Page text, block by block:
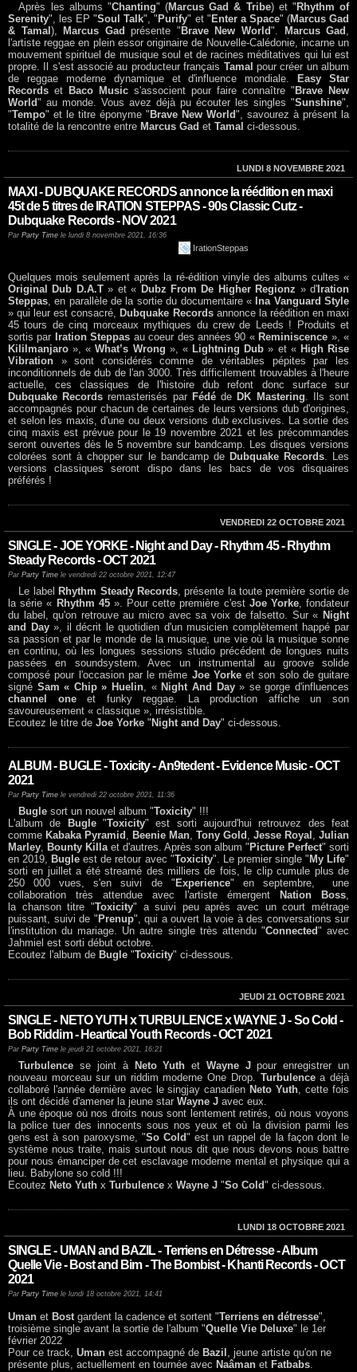
Après les albums "Chanting" (Marcus Gad & Tribe) et " Rhythm of
Serenity", les EP "Soul Talk", " Purify" et " Enter a Space" (Marcus Gad
& Tamal ), Marcus Gad présente " Brave New World". Marcus Gad ,
l'artiste reggae en plein essor originaire de Nouvelle-Calédonie, incarne un
mouvement spirituel de musique soul et de racines méditatives qui lui est
propre. Il s'est associé au producteur français Tamal pour créer un album
de reggae moderne dynamique et d'influence mondiale.
Easy Star
Records et Baco Music s'associent pour faire connaître " Brave New
World" au monde. Vous avez déjà pu écouter les singles "Sunshine",
"Tempo" et le titre éponyme " Brave New World", savourez à présent la
totalité de la rencontre entre Marcus Gad et Tamal ci-dessous.
LUNDI 8 NOVEMBRE 2021
MAXI - DUBQUAKE RECORDS annonce la réédition en maxi
45t de 5 titres de IRATION STEPPAS - 90s Classic Cutz -
Dubquake Records - NOV 2021
Par Party Time le lundi 8 novembre 2021, 16:36
IrationSteppas
Quelques mois seulement après la ré-édition vinyle des albums cultes «
Original Dub D.A.T» et « Dubz From De Higher Regionz » d' Iration
Steppas, en parallèle de la sortie du documentaire «Ina Vanguard Style
» qui leur est consacré, Dubquake Recordsannonce la réédition en maxi
45 tours de cinq morceaux mythiques du crew de Leeds ! Produits et
sortis par Iration Steppas au coeur des années 90 « Reminiscence », «
Kililmanjaro », «What’s Wrong », « Lightning Dub » et « High Rise
Vibration » sont considérés comme de véritables pépites par les
inconditionnels de dub de l'an 3000. Très difficilement trouvables à l'heure
actuelle, ces classiques de l'histoire dub refont donc surface sur
Dubquake Records remasterisés par Fédéde DK Mastering. Ils sont
accompagnés pour chacun de certaines de leurs versions dub d'origines,
et selon les maxis, d'une ou deux versions dub exclusives. La sortie des
cinq maxis est prévue pour le 19 novembre 2021 et les précommandes
seront ouvertes dès le 5 novembre sur bandcamp. Les disques versions
colorées sont à chopper sur le bandcamp de Dubquake Records. Les
versions classiques seront dispo dans les bacs de vos disquaires
préférés !
VENDREDI 22 OCTOBRE 2021
SINGLE - JOE YORKE - Night and Day - Rhythm 45 - Rhythm
Steady Records - OCT 2021
Par Party Time le vendredi 22 octobre 2021, 12:47
Le label Rhythm Steady Records, présente la toute première sortie de
la série « Rhythm 45». Pour cette première c'est Joe Yorke, fondateur
du label, qu'on retrouve au micro avec sa voix de falsetto. Sur « Night
and Day», il décrit le quotidien d'un musicien complètement happé par
sa passion et par le monde de la musique, une vie où la musique sonne
en continu, où les longues sessions studio précédent de longues nuits
passées en soundsystem. Avec un instrumental au groove solide
composé pour l'occasion par le même Joe Yorkeet son solo de guitare
signé Sam « Chip » Huelin, « Night And Day» se gorge d'influences
channel oneet funky reggae. La production affiche un son
savoureusement « classique », irrésistible.
Ecoutez le titre de Joe Yorke " Night and Day" ci-dessous.
ALBUM - BUGLE - Toxicity - An9tedent - Evidence Music - OCT
2021
Par Party Time le vendredi 22 octobre 2021, 11:36
Bugle sort un nouvel album "Toxicity" !!!
L'album de
Bugle"Toxicity" est sorti aujourd'hui retrouvez des feat
comme Kabaka Pyramid , Beenie Man, Tony Gold , Jesse Royal , Julian
Marley, Bounty Killaet d'autres. Après son album " Picture Perfect" sorti
en 2019, Bugle est de retour avec "Toxicity". Le premier single " My Life"
sorti en juillet a été streamé des milliers de fois, le clip cumule plus de
250 000 vues, s'en suivi de " Experience" en septembre, une
collaboration très attendue avec l'artiste émergent
Nation Boss,
la chanson titre "Toxicity" a suivi peu après avec un court métrage
puissant, suivi de " Prenup", qui a ouvert la voie à des conversations sur
l'institution du mariage. Un autre single très attendu "Connected" avec
Jahmiel est sorti début octobre.
Ecoutez l'album de Bugle "Toxicity" ci-dessous.
JEUDI 21 OCTOBRE 2021
SINGLE - NETO YUTH x TURBULENCE x WAYNE J - So Cold -
Bob Riddim - Heartical Youth Records - OCT 2021
Par Party Time le jeudi 21 octobre 2021, 16:21
Turbulence se joint à Neto Yuth et Wayne Jpour enregistrer un
nouveau morceau sur un riddim moderne One Drop. Turbulencea déjà
collaboré l'année dernière avec le singjay canadien Neto Yuth, cette fois
ils ont décidé d'amener la jeune star Wayne J avec eux.
À une époque où nos droits nous sont lentement retirés, où nous voyons
la police tuer des innocents sous nos yeux et où la division parmi les
gens est à son paroxysme, "So Cold" est un rappel de la façon dont le
système nous traite, mais surtout nous dit que nous devons nous battre
pour nous émanciper de cet esclavage moderne mental et physique qui a
lieu. Babylone so cold !!!
Ecoutez Neto Yuth x Turbulence x Wayne J "So Cold" ci-dessous.
LUNDI 18 OCTOBRE 2021
SINGLE - UMAN and BAZIL - Terriens en Détresse - Album
Quelle Vie - Bost and Bim - The Bombist - Khanti Records - OCT
2021
Par Party Time le lundi 18 octobre 2021, 14:41
Uman et Bostgardent la cadence et sortent "Terriens en détresse",
troisième single avant la sortie de l'album "Quelle Vie Deluxe" le 1er
février 2022
Pour ce track, Uman est accompagné de Bazil , jeune artiste qu'on ne
présente plus, actuellement en tournée avec Naâman et Fatbabs.